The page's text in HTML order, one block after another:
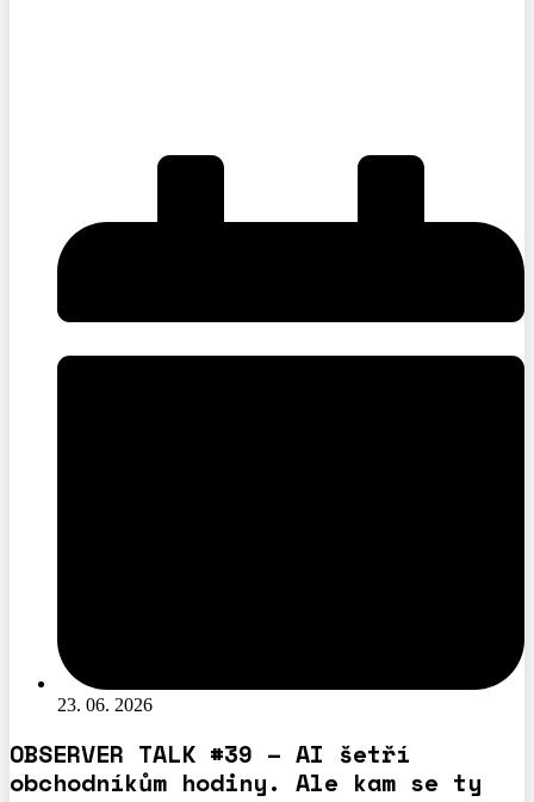
23. 06. 2026
OBSERVER TALK #39 – AI šetří
obchodníkům hodiny. Ale kam se ty